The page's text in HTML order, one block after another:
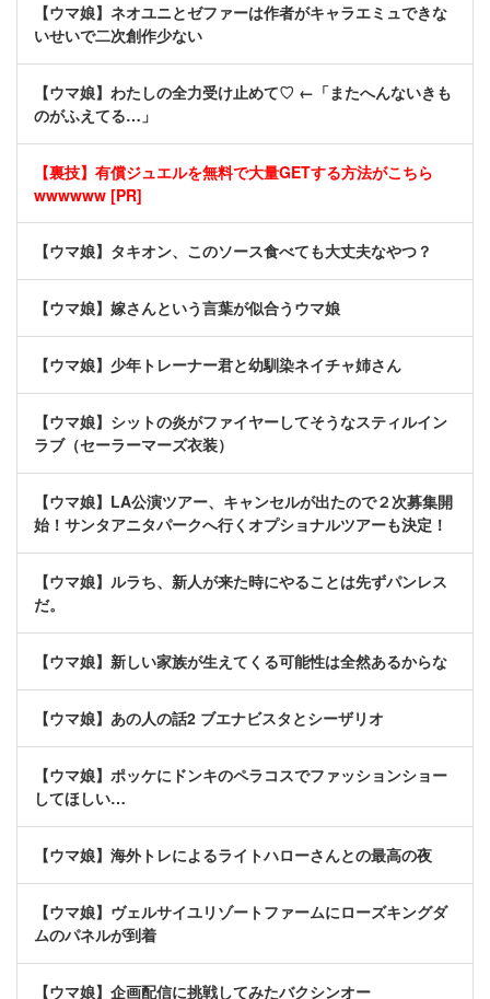
【ウマ娘】ネオユニとゼファーは作者がキャラエミュできな
いせいで二次創作少ない
【ウマ娘】わたしの全力受け止めて♡ ←「またへんないきも
のがふえてる…」
【裏技】有償ジュエルを無料で大量GETする方法がこちら
wwwwww [PR]
【ウマ娘】タキオン、このソース食べても大丈夫なやつ？
【ウマ娘】嫁さんという言葉が似合うウマ娘
【ウマ娘】少年トレーナー君と幼馴染ネイチャ姉さん
【ウマ娘】シットの炎がファイヤーしてそうなスティルイン
ラブ（セーラーマーズ衣装）
【ウマ娘】LA公演ツアー、キャンセルが出たので２次募集開
始！サンタアニタパークへ行くオプショナルツアーも決定！
【ウマ娘】ルラち、新人が来た時にやることは先ずパンレス
だ。
【ウマ娘】新しい家族が生えてくる可能性は全然あるからな
【ウマ娘】あの人の話2 ブエナビスタとシーザリオ
【ウマ娘】ポッケにドンキのペラコスでファッションショー
してほしい…
【ウマ娘】海外トレによるライトハローさんとの最高の夜
【ウマ娘】ヴェルサイユリゾートファームにローズキングダ
ムのパネルが到着
【ウマ娘】企画配信に挑戦してみたバクシンオー